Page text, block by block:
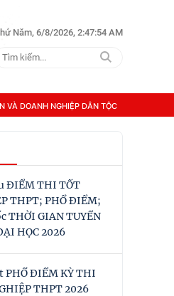
Năm, 6/8/2026, 2:47:56 AM
VÀ DOANH NGHIỆP DÂN TỘC
ĐIỂM THI TỐT
THPT; PHỔ ĐIỂM;
THỜI GIAN TUYỂN
HỌC 2026
PHỔ ĐIỂM KỲ THI
THPT 2026